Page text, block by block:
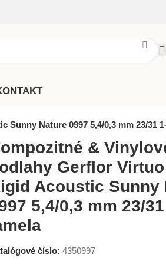
Nature 0997 5,4/0,3 mm 23/31
&
Gerflor
Acoustic Sunny
5,4/0,3 mm 23/
číslo: 4350997